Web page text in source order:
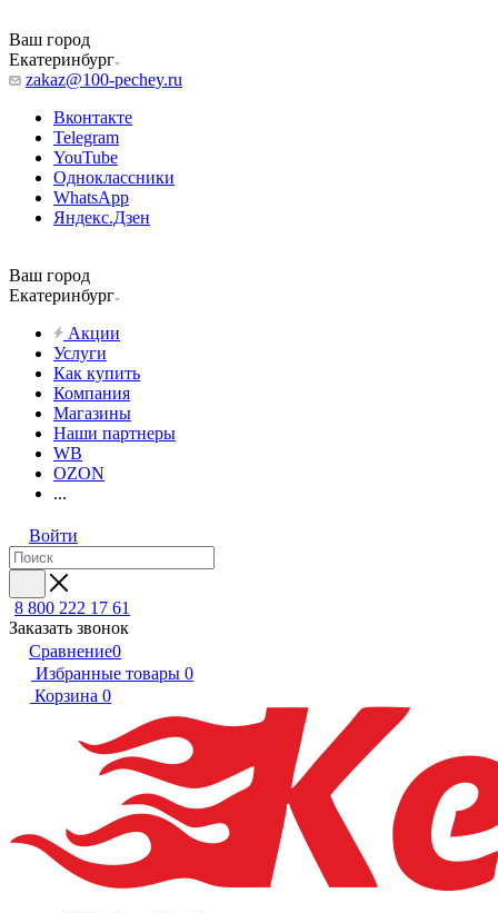
Ваш город
Екатеринбург
zakaz@100-pechey.ru
Вконтакте
Telegram
YouTube
Одноклассники
WhatsApp
Яндекс.Дзен
Ваш город
Екатеринбург
Акции
Услуги
Как купить
Компания
Магазины
Наши партнеры
WB
OZON
...
Войти
8 800 222 17 61
Заказать звонок
Сравнение0
Избранные товары 0
Корзина 0